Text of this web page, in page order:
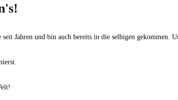
seit Jahren und bin auch bereits in die selbigen